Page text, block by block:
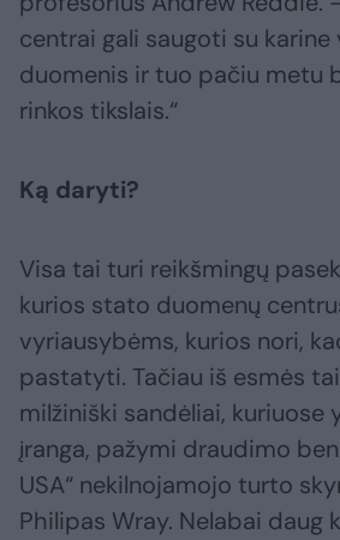
centrai gali saugoti su karine
duomenis ir tuo pačiu metu
rinkos tikslais.“
Ką daryti?
Visa tai turi reikšmingų
kurios stato duomenų
vyriausybėms, kurios nori,
pastatyti. Tačiau iš esmės
milžiniški sandėliai, kuriuose
įranga, pažymi draudimo
USA“ nekilnojamojo turto
Philipas Wray. Nelabai daug